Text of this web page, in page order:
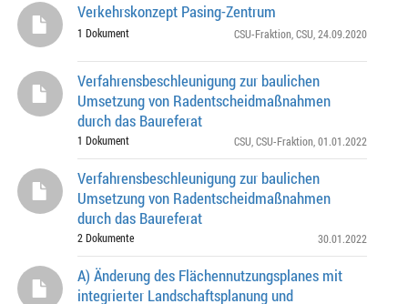
Verkehrskonzept Pasing-Zentrum
1 Dokument CSU-Fraktion CSU , 24.09.2020
Verfahrensbeschleunigung zur baulichen
Umsetzung von Radentscheidmaßnahmen
durch das Baureferat
1 Dokument CSU CSU-Fraktion , 01.01.2022
Verfahrensbeschleunigung zur baulichen
Umsetzung von Radentscheidmaßnahmen
durch das Baureferat
2 Dokumente 30.01.2022
A) Änderung des Flächennutzungsplanes mit
integrierter Landschaftsplanung und